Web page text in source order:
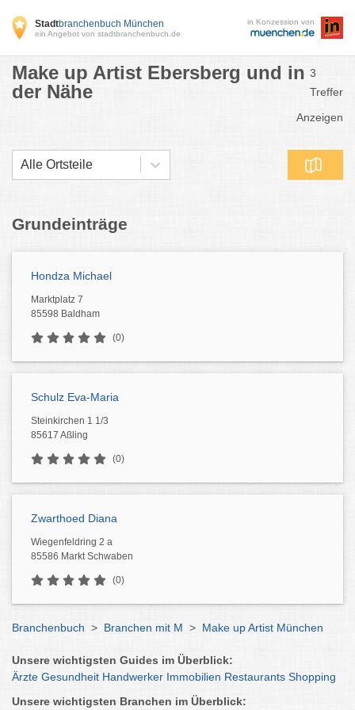
Stadtbranchenbuch München
ein Angebot von stadtbranchenbuch.de
in Konzession von
Make up Artist Ebersberg und in
der Nähe
3
Treffer
Anzeigen
Alle Ortsteile
Grundeinträge
Hondza Michael
Marktplatz 7
85598 Baldham
(0)
Schulz Eva-Maria
Steinkirchen 1 1/3
85617 Aßling
(0)
Zwarthoed Diana
Wiegenfeldring 2 a
85586 Markt Schwaben
(0)
Branchenbuch > Branchen mit M > Make up Artist München
Unsere wichtigsten Guides im Überblick:
Ärzte Gesundheit Handwerker Immobilien Restaurants Shopping
Unsere wichtigsten Branchen im Überblick: